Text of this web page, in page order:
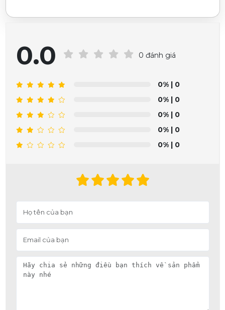
0.0 0 đánh giá
0% | 0
0% | 0
0% | 0
0% | 0
0% | 0